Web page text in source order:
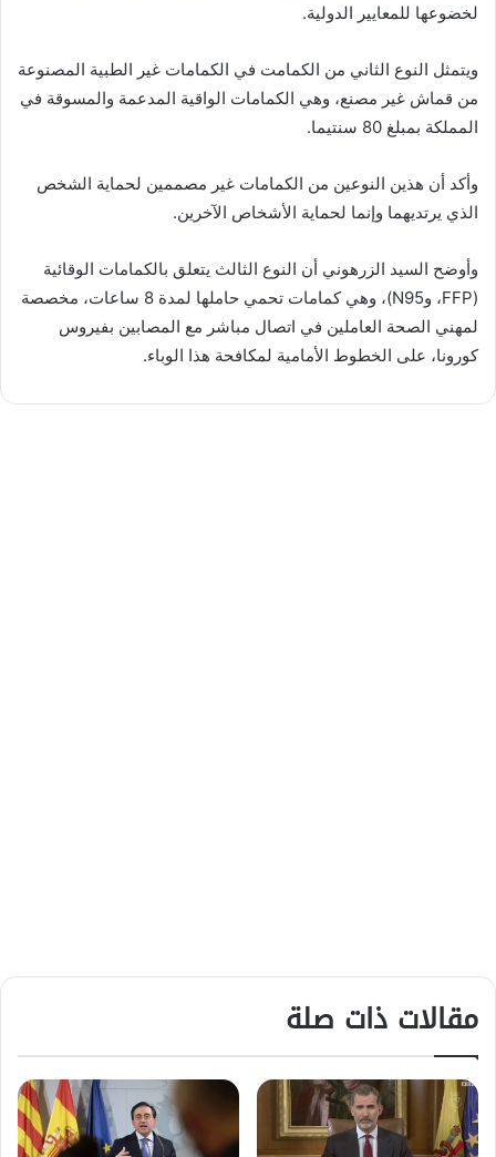
لخضوعها للمعايير الدولية.
ويتمثل النوع الثاني من الكمامت في الكمامات غير الطبية المصنوعة
من قماش غير مصنع، وهي الكمامات الواقية المدعمة والمسوقة في
المملكة بمبلغ 80 سنتيما.
وأكد أن هذين النوعين من الكمامات غير مصممين لحماية الشخص
الذي يرتديهما وإنما لحماية الأشخاص الآخرين.
وأوضح السيد الزرهوني أن النوع الثالث يتعلق بالكمامات الوقائية
(FFP، وN95)، وهي كمامات تحمي حاملها لمدة 8 ساعات، مخصصة
لمهني الصحة العاملين في اتصال مباشر مع المصابين بفيروس
كورونا، على الخطوط الأمامية لمكافحة هذا الوباء.
مقالات ذات صلة